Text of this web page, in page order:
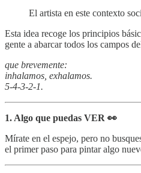
El artista en este contexto
Esta idea recoge los principios
gente a abarcar todos los campos
que brevemente:
inhalamos, exhalamos.
5-4-3-2-1.
1. Algo que puedas VER 👀
Mírate en el espejo, pero no
el primer paso para pintar algo